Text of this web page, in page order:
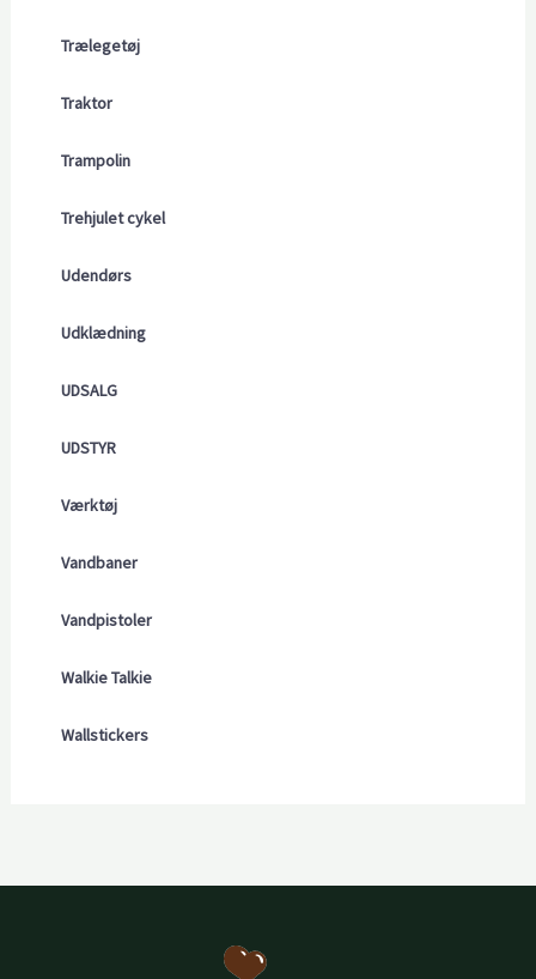
Trælegetøj
Traktor
Trampolin
Trehjulet cykel
Udendørs
Udklædning
UDSALG
UDSTYR
Værktøj
Vandbaner
Vandpistoler
Walkie Talkie
Wallstickers